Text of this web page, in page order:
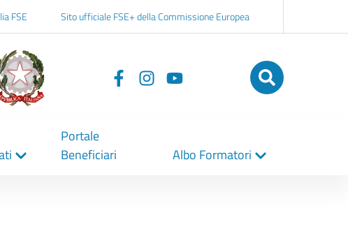
FSE Sito ufficiale FSE+ della Commissione Europea
Seguici
Portale
Beneficiari
Albo Formatori